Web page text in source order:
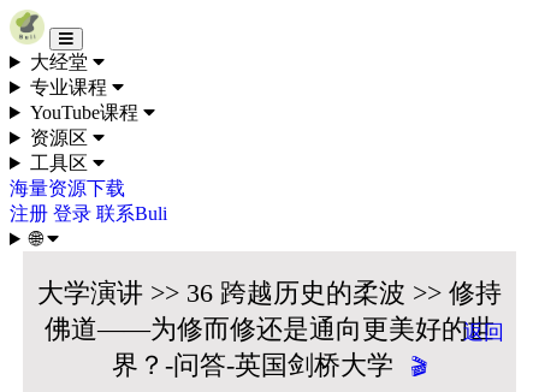
Skip to content
大经堂
专业课程
YouTube课程
资源区
工具区
海量资源下载
注册 登录 联系Buli
🌐
大学演讲 >> 36 跨越历史的柔波 >> 修持
佛道——为修而修还是通向更美好的世
界？-问答-英国剑桥大学
🎬
返回